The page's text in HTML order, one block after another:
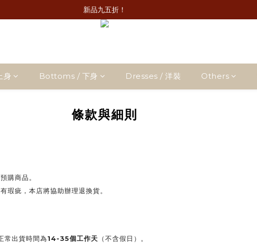
新品九五折！
身 Bottoms / 下身 Dresses / 洋裝 Others
條款與細則
購商品。
瑕疵，本店將協助辦理退換貨。
常出貨時間為 14-35個工作天 （不含假日）。